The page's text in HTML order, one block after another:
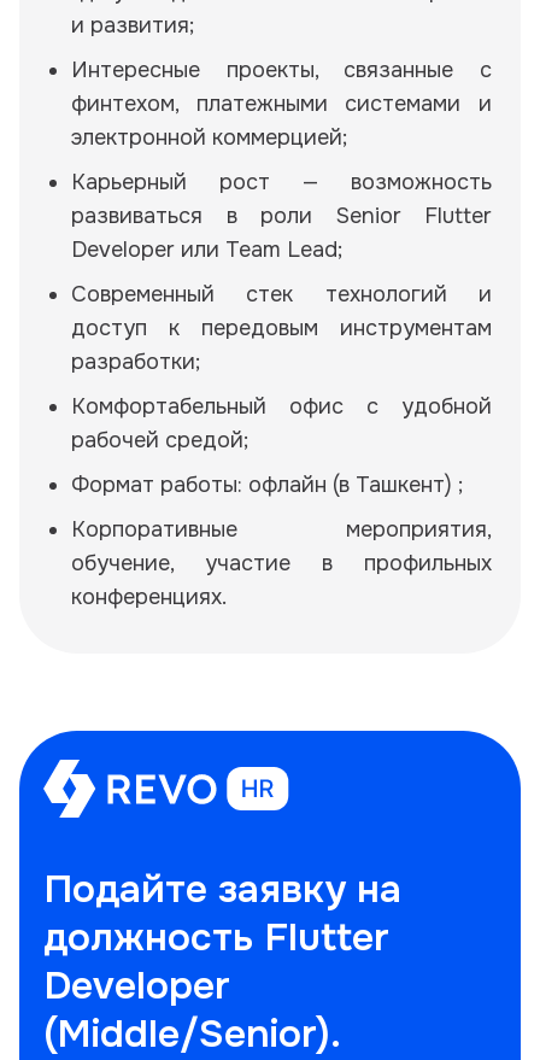
и развития;
Интересные проекты, связанные с
финтехом, платежными системами и
электронной коммерцией;
Карьерный рост — возможность
развиваться в роли Senior Flutter
Developer или Team Lead;
Современный стек технологий и
доступ к передовым инструментам
разработки;
Комфортабельный офис с удобной
рабочей средой;
Формат работы: офлайн (в Ташкент) ;
Корпоративные мероприятия,
обучение, участие в профильных
конференциях.
Подайте заявку на
должность Flutter
Developer
(Middle/Senior).